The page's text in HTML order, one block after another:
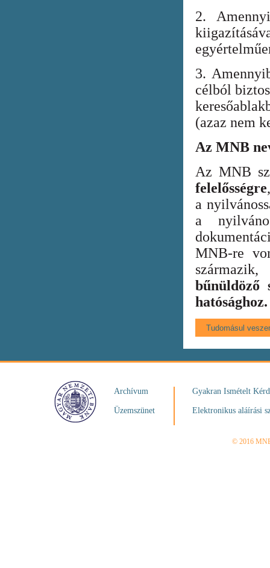
2.
3.
célból
(azaz nem
Az MNB
Az MNB
felelősségre
a
a
MNB-re
bűnüldöző
hatósághoz.
Archívum
Üzemszünet
Gyakran Ismételt
Elektronikus aláírási
© 2016